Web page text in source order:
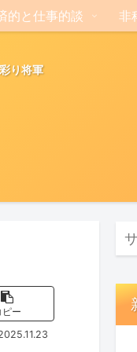
り将軍
的と仕事的談 非
ピー